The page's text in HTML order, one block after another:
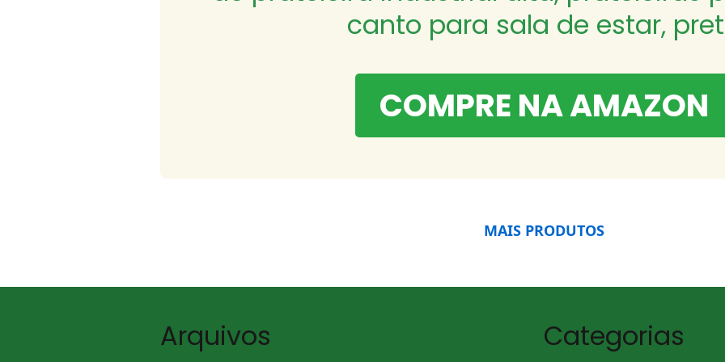
canto para sala de estar,
COMPRE NA AMAZON
MAIS PRODUTOS
Arquivos Categorias